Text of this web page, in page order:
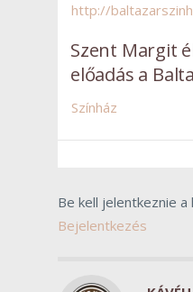
http://
Szent Margit
előadás a
Színház
Be kell jelentkeznie
Bejelentkezés